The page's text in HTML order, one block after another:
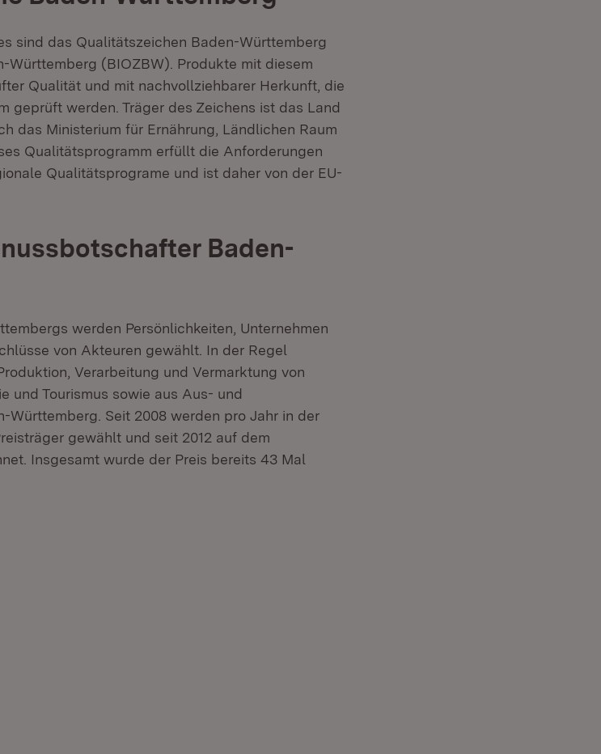
sind das Qualitätszeichen Baden-Württemberg
Württemberg (BIOZBW). Produkte mit diesem
Qualität und mit nachvollziehbarer Herkunft, die
geprüft werden. Träger des Zeichens ist das Land
das Ministerium für Ernährung, Ländlichen Raum
Qualitätsprogramm erfüllt die Anforderungen
Qualitätsprograme und ist daher von der EU-
Baden-
werden Persönlichkeiten, Unternehmen
von Akteuren gewählt. In der Regel
Verarbeitung und Vermarktung von
und Tourismus sowie aus Aus- und
Württemberg. Seit 2008 werden pro Jahr in der
gewählt und seit 2012 auf dem
Insgesamt wurde der Preis bereits 43 Mal